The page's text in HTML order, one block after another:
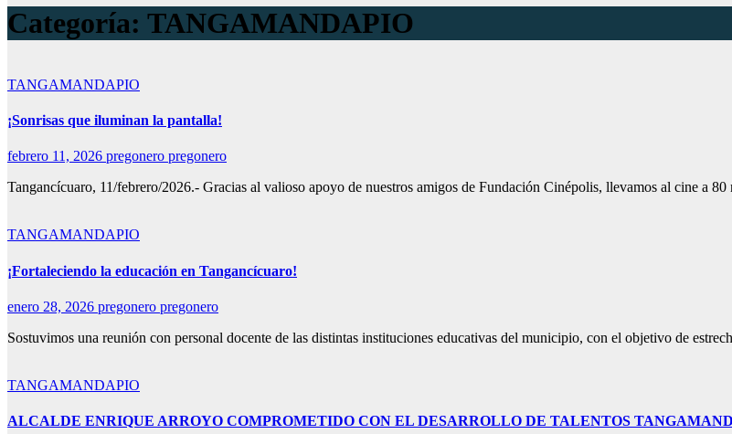
Categoría: TANGAMANDAPIO
TANGAMANDAPIO
¡Sonrisas que iluminan la pantalla!
febrero 11, 2026 pregonero pregonero
Tangancícuaro, 11/febrero/2026.- Gracias al valioso apoyo de nuestros amigos de Fundación Cinépolis, llevamos al cine a
TANGAMANDAPIO
¡Fortaleciendo la educación en Tangancícuaro!
enero 28, 2026 pregonero pregonero
Sostuvimos una reunión con personal docente de las distintas instituciones educativas del municipio, con el objetivo de
TANGAMANDAPIO
ALCALDE ENRIQUE ARROYO COMPROMETIDO CON EL DESARROLLO DE TALENTOS